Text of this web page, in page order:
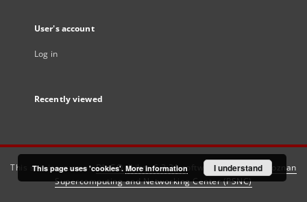
User's account
Log in
Recently viewed
This service runs onDInGO dLibra 6.3.21software created by
Poznan
Supercomputing and Networking Center (PSNC)
This page uses 'cookies'. More information I understand